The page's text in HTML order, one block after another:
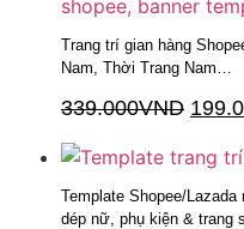
Trang trí gian hàng
Nam, Thời Trang Nam…
339.000VND
Template Shopee/
dép nữ, phụ kiện & trang